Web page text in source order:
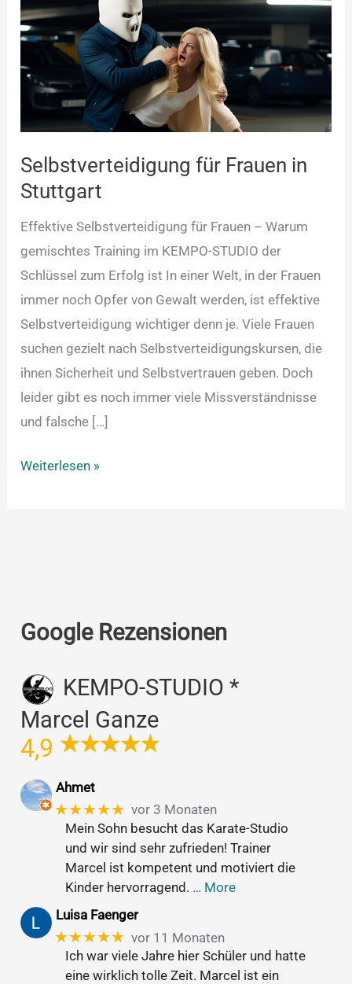
Selbstverteidigung für Frauen in
Stuttgart
Effektive Selbstverteidigung für Frauen – Warum
gemischtes Training im KEMPO-STUDIO der
Schlüssel zum Erfolg ist In einer Welt, in der Frauen
immer noch Opfer von Gewalt werden, ist effektive
Selbstverteidigung wichtiger denn je. Viele Frauen
suchen gezielt nach Selbstverteidigungskursen, die
ihnen Sicherheit und Selbstvertrauen geben. Doch
leider gibt es noch immer viele Missverständnisse
und falsche […]
Frauen
Stuttgart
Weiterlesen »
Google Rezensionen
KEMPO-STUDIO *
Marcel Ganze
4,9
Ahmet
★★★★★ vor 3 Monaten
Mein Sohn besucht das Karate-Studio
und wir sind sehr zufrieden! Trainer
Marcel ist kompetent und motiviert die
Kinder hervorragend. … More
Luisa Faenger
★★★★★ vor 11 Monaten
Ich war viele Jahre hier Schüler und hatte
eine wirklich tolle Zeit. Marcel ist ein